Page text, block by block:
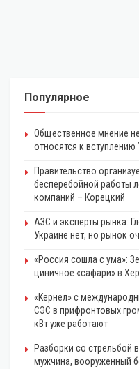
Популярное
Общественное мнение
относятся к вступлению
Правительство
бесперебойной работы
компаний – Корецкий
АЗС и эксперты рынка:
Украине нет, но рынок
«Россия сошла с ума»:
циничное «сафари» в
«Кернел» с
СЭС в прифронтовых
кВт уже работают
Разборки со стрельбой
мужчина, вооруженный